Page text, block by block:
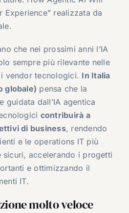
Experience” realizzata da
che nei prossimi anni l’IA
sempre più rilevante nelle
vendor tecnologici. In Italia
globale) pensa che la
guidata dall’IA agentica
contribuirà a
di business, rendendo
e le operations IT più
accelerando i progetti
e ottimizzando il
IT.
molto veloce